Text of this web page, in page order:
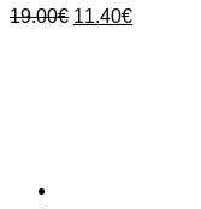
19.00€ Original
11.40€Current